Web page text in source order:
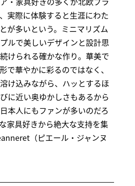
実際に体験すると生涯にわた
が多いという。ミニマリズム
ルで美しいデザインと設計思
けられる確かな作り。華美で
で華やかに彩るのではなく、
け込みながら、ハッとするほ
に近い奥ゆかしさもあるから
本人にもファンが多いのだろ
家具好きから絶大な支持を集
（ピエール・ジャンヌ